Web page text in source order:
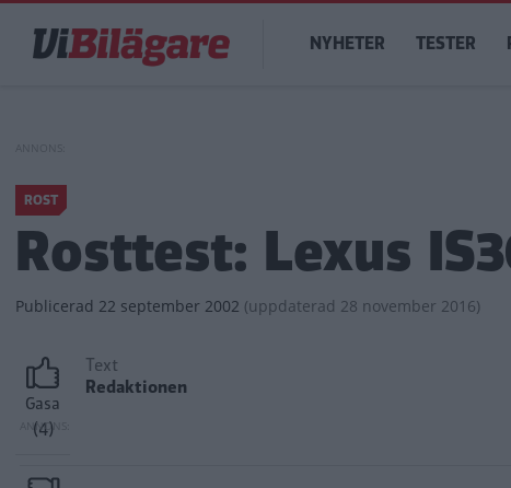
huvudinnehåll
Main
navigation
NYHETER TESTER
ROST
Rosttest: Lexus
Publicerad 22 september 2002 (uppdaterad 28 november 2016)
Gasa
(4)
Text
Redaktionen